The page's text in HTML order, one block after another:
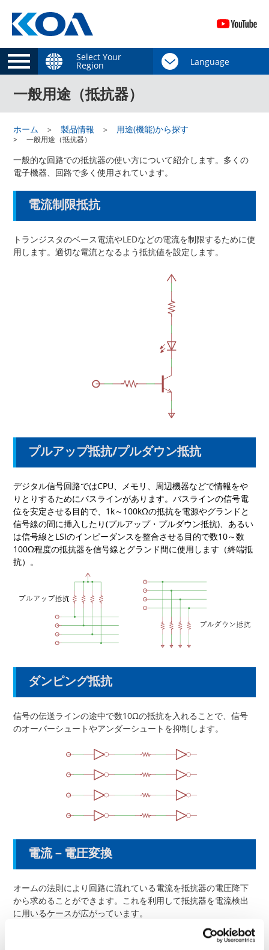
Select Your
Region
一般用途（抵抗器）
ホーム 製品情報 用途(機能)から探す
一般用途（抵抗器）
一般的な回路での抵抗器の使い方について紹介します。多くの
電子機器、回路で多く使用されています。
電流制限抵抗
トランジスタのベース電流やLEDなどの電流を制限するために使
用します。適切な電流となるよう抵抗値を設定します。
プルアップ抵抗/プルダウン抵抗
デジタル信号回路ではCPU、 メモリ、周辺機器などで情報をや
りとりするためにバスラインがあります。バスラインの信号電
位を安定させる目的で、 1k～ 100kΩの抵抗を電源やグランドと
信号線の間に挿入したり(プルアップ・プルダウン抵抗)、あるい
は信号線と LSIのインピーダンスを整合させる目的で数10～数
100Ω程度の抵抗器を信号線とグランド間に使用します（終端抵
抗）。
ダンピング抵抗
信号の伝送ラインの途中で数10Ωの抵抗を入れることで、信号
のオーバーシュートやアンダーシュートを抑制します。
電流－電圧変換
オームの法則により回路に流れている電流を抵抗器の電圧降下
から求めることができます。これを利用して抵抗器を電流検出
に用いるケースが広がっています。